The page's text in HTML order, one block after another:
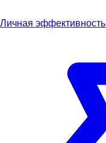
Личная эффективность